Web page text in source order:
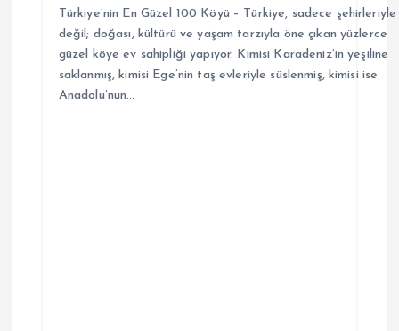
Türkiye’nin En Güzel 100 Köyü – Türkiye, sadece şehirleriyle
değil; doğası, kültürü ve yaşam tarzıyla öne çıkan yüzlerce
güzel köye ev sahipliği yapıyor. Kimisi Karadeniz’in yeşiline
saklanmış, kimisi Ege’nin taş evleriyle süslenmiş, kimisi ise
Anadolu’nun…